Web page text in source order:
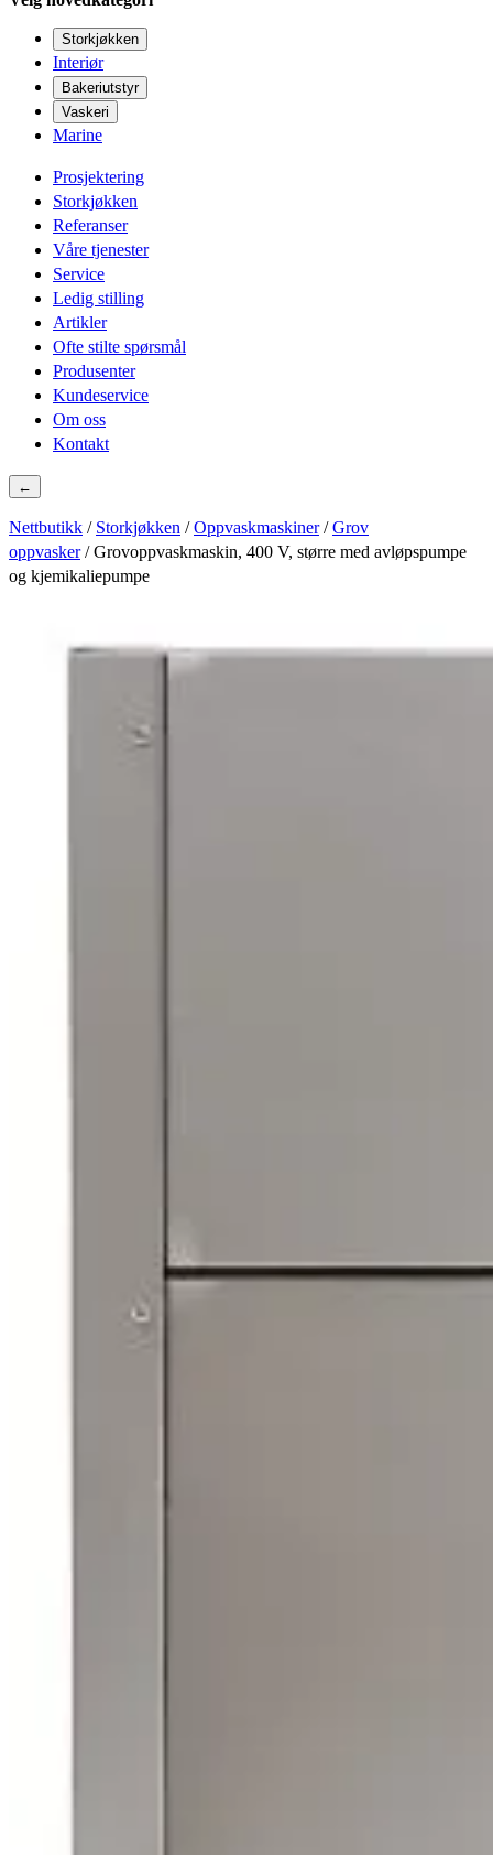
Storkjøkken
Interiør
Bakeriutstyr
Vaskeri
Marine
Prosjektering
Storkjøkken
Referanser
Våre tjenester
Service
Ledig stilling
Artikler
Ofte stilte spørsmål
Produsenter
Kundeservice
Om oss
Kontakt
←
Nettbutikk / Storkjøkken /Oppvaskmaskiner/Grov
oppvasker/ Grovoppvaskmaskin, 400 V, større med avløpspumpe
og kjemikaliepumpe